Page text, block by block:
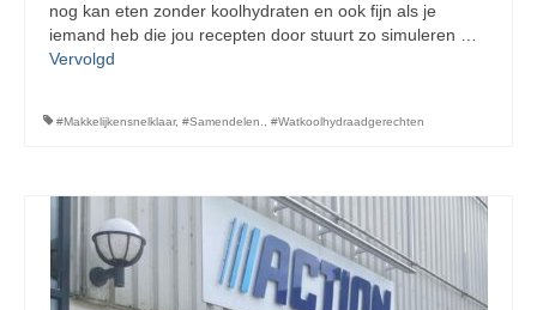
nog kan eten zonder koolhydraten en ook fijn als je
iemand heb die jou recepten door stuurt zo simuleren …
Vervolgd
#Makkelijkensnelklaar, #Samendelen. #Watkoolhydraadgerechten